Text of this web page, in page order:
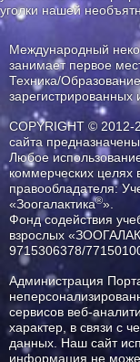
уголки нашей
Международный
занимает первое
Техника/
зарегистрированных
COPYRIGHT ©
сайта
Любое
коммерческих целях
правообладателя:
«Зоогалактика®».
Фонд содействия
взрослых
9715306378/
Администрация
сервисов веб-
характер, в связи с
данных. Наш сайт
информация не